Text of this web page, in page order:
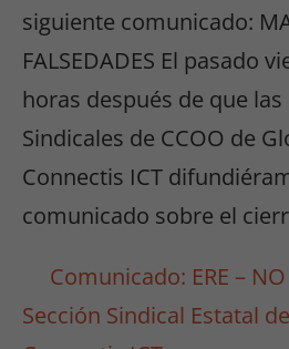
siguiente comunicado:
FALSEDADES El pasado
horas después de que las
Sindicales de CCOO de
Connectis ICT
comunicado sobre el
Comunicado: ERE –
Sección Sindical Estatal